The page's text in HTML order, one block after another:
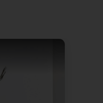
Biedem bei
Botz an